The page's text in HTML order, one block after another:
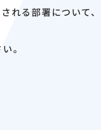
れる部署について
。